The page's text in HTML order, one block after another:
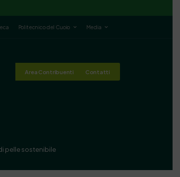
Politecnico del Cuoio Media
Area Contribuenti Contatti
pelle sostenibile